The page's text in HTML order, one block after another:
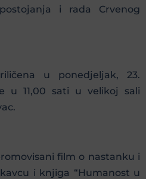
i rada Crvenog
u ponedjeljak, 23.
u 11,00 sati u velikoj sali
film o nastanku i
i knjiga “Humanost u